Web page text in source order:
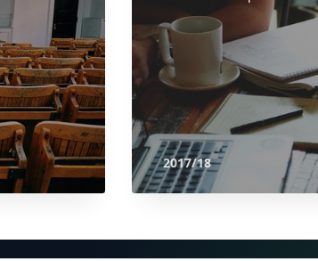
2017/18